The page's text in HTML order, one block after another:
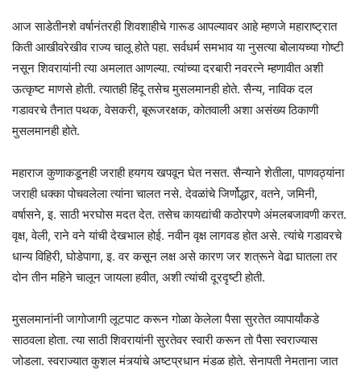
आज साडेतीनशे वर्षानंतरही शिवशाहीचे गारूड आपल्यावर आहे म्हणजे महाराष्ट्रात
किती आखीवरेखीव राज्य चालू होते पहा. सर्वधर्म समभाव या नुसत्या बोलायच्या गोष्टी
नसून शिवरायांनी त्या अमलात आणल्या. त्यांच्या दरबारी नवरत्ने म्हणावीत अशी
ऊत्कृष्ट माणसे होती. त्यातही हिंदू तसेच मुसलमानही होते. सैन्य, नाविक दल
गडावरचे तैनात पथक, वेसकरी, बूरूजरक्षक, कोतवाली अशा असंख्य ठिकाणी
मुसलमानही होते.
महाराज कुणाकडूनही जराही हयगय खपवून घेत नसत. सैन्याने शेतीला, पाणवठ्यांना
जराही धक्का पोचवलेला त्यांना चालत नसे. देवळांचे जिर्णोद्धार, वतने, जमिनी,
वर्षासने, इ. साठी भरघोस मदत देत. तसेच कायद्यांची कठोरपणे अंमलबजावणी करत.
वृक्ष, वेली, राने वने यांची देखभाल होई. नवीन वृक्ष लागवड होत असे. त्यांचे गडावरचे
धान्य विहिरी, घोडेपागा, इ. वर कसून लक्ष असे कारण जर शत्रूने वेढा घातला तर
दोन तीन महिने चालून जायला हवीत, अशी त्यांची दूरदृष्टी होती.
मुसलमानांनी जागोजागी लूटपाट करून गोळा केलेला पैसा सुरतेत व्यापार्यांकडे
साठवला होता. त्या साठी शिवरायांनी सुरतेवर स्वारी करून तो पैसा स्वराज्यास
जोडला. स्वराज्यात कुशल मंत्र्यांचे अष्टप्रधान मंडळ होते. सेनापती नेमताना जात